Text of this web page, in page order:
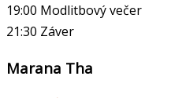
19:00 Modlitbový večer
21:30 Záver
Marana Tha